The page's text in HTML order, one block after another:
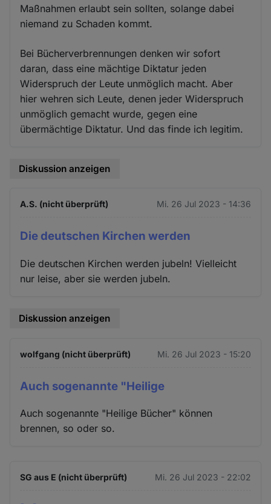
Maßnahmen erlaubt sein sollten, solange dabei
niemand zu Schaden kommt.
Bei Bücherverbrennungen denken wir sofort
daran, dass eine mächtige Diktatur jeden
Widerspruch der Leute unmöglich macht. Aber
hier wehren sich Leute, denen jeder Widerspruch
unmöglich gemacht wurde, gegen eine
übermächtige Diktatur. Und das finde ich legitim.
Diskussion anzeigen
A.S. (nicht überprüft) Mi. 26 Jul 2023 - 14:36
Die deutschen Kirchen werden
Die deutschen Kirchen werden jubeln! Vielleicht
nur leise, aber sie werden jubeln.
Diskussion anzeigen
wolfgang (nicht überprüft) Mi. 26 Jul 2023 - 15:20
Auch sogenannte "Heilige
Auch sogenannte "Heilige Bücher" können
brennen, so oder so.
SG aus E (nicht überprüft) Mi. 26 Jul 2023 - 22:02